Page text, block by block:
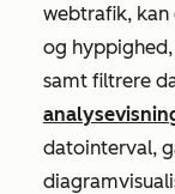
webtrafik,
og
samt filtrere
datointerval,